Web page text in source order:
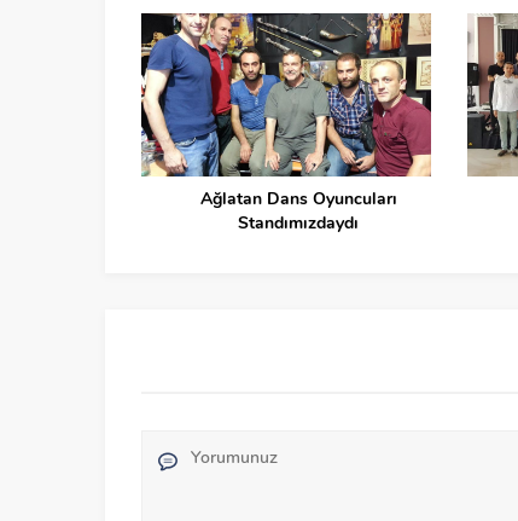
Ağlatan Dans Oyuncuları
Standımızdaydı